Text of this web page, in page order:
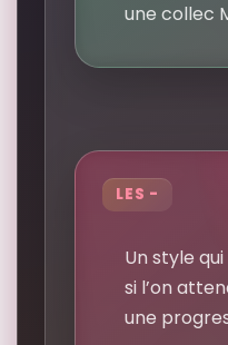
une collec
LES -
Un style
si l’on
une